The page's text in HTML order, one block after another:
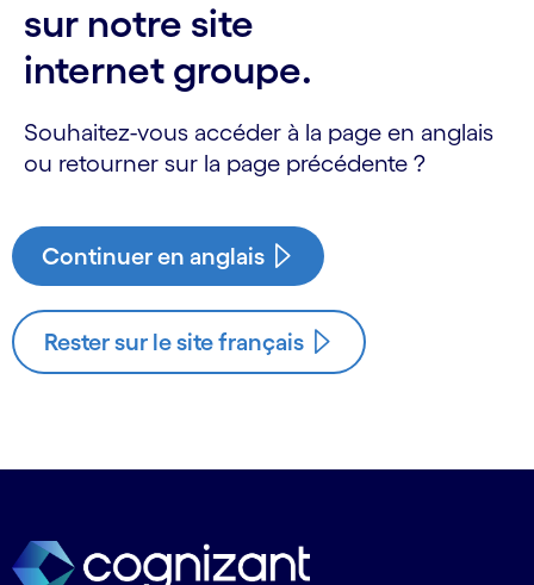
sur notre site
internet groupe.
Souhaitez-vous accéder à la page en anglais
ou retourner sur la page précédente ?
Continuer en anglais
Rester sur le site français